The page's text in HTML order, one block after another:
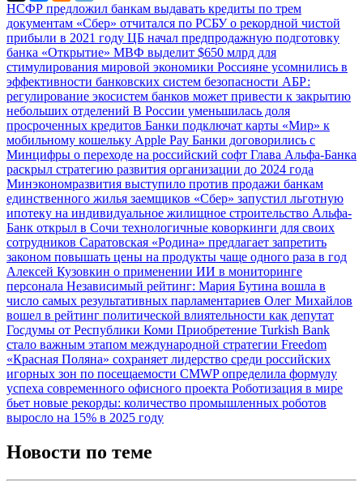
НСФР предложил банкам выдавать кредиты по трем
документам «Сбер» отчитался по РСБУ о рекордной чистой
прибыли в 2021 году ЦБ начал предпродажную подготовку
банка «Открытие» МВФ выделит $650 млрд для
стимулирования мировой экономики Россияне усомнились в
эффективности банковских систем безопасности АБР:
регулирование экосистем банков может привести к закрытию
небольших отделений В России уменьшилась доля
просроченных кредитов Банки подключат карты «Мир» к
мобильному кошельку Apple Pay Банки договорились с
Минцифры о переходе на российский софт Глава Альфа-Банка
раскрыл стратегию развития организации до 2024 года
Минэкономразвития выступило против продажи банкам
единственного жилья заемщиков «Сбер» запустил льготную
ипотеку на индивидуальное жилищное строительство Альфа-
Банк открыл в Сочи технологичные коворкинги для своих
сотрудников Саратовская «Родина» предлагает запретить
законом повышать цены на продукты чаще одного раза в год
Алексей Кузовкин о применении ИИ в мониторинге
персонала Независимый рейтинг: Мария Бутина вошла в
число самых результативных парламентариев Олег Михайлов
вошел в рейтинг политической влиятельности как депутат
Госдумы от Республики Коми Приобретение Turkish Bank
стало важным этапом международной стратегии Freedom
«Красная Поляна» сохраняет лидерство среди российских
игорных зон по посещаемости CMWP определила формулу
успеха современного офисного проекта Роботизация в мире
бьет новые рекорды: количество промышленных роботов
выросло на 15% в 2025 году
Новости по теме